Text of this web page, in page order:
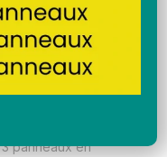
en vidéo
3 panneaux en